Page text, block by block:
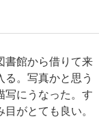
書館から借りて来
る。写真かと思う
写にうなった。す
がとても良い。